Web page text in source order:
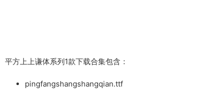
平方上上谦体系列1款下载合集包含：
pingfangshangshangqian.ttf